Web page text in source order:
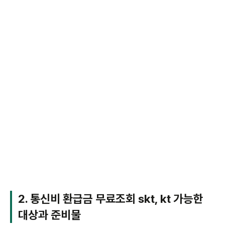
2. 통신비 환급금 무료조회 skt, kt 가능한
대상과 준비물